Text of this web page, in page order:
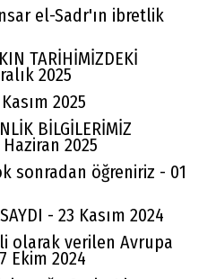
el-Sadr'ın ibretlik
TARİHİMİZDEKİ
2025
2025
BİLGİLERİMİZ
Haziran 2025
sonradan öğreniriz - 01
- 23 Kasım 2024
olarak verilen Avrupa
Ekim 2024